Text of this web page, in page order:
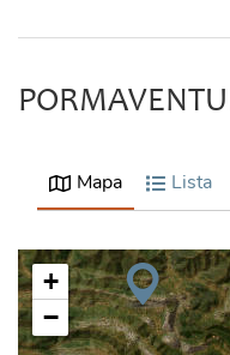
Mapa Lista
+
−